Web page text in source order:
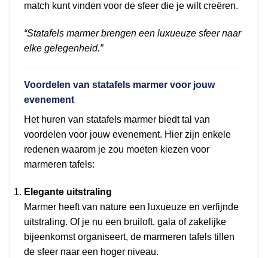
match kunt vinden voor de sfeer die je wilt creëren.
“Statafels marmer brengen een luxueuze sfeer naar
elke gelegenheid.”
Voordelen van statafels marmer voor jouw
evenement
Het huren van statafels marmer biedt tal van
voordelen voor jouw evenement. Hier zijn enkele
redenen waarom je zou moeten kiezen voor
marmeren tafels:
Elegante uitstraling
Marmer heeft van nature een luxueuze en verfijnde
uitstraling. Of je nu een bruiloft, gala of zakelijke
bijeenkomst organiseert, de marmeren tafels tillen
de sfeer naar een hoger niveau.